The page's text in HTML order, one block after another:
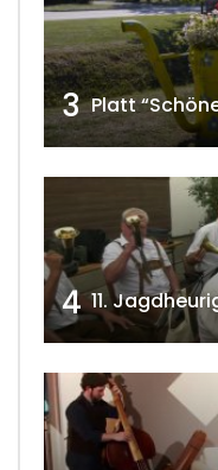
3 Platt
4